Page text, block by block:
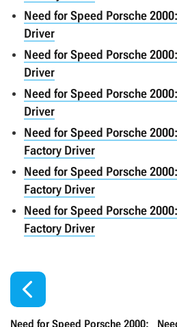
Need for Speed Porsche
Driver
Need for Speed Porsche
Driver
Need for Speed Porsche
Driver
Need for Speed Porsche
Factory Driver
Need for Speed Porsche
Factory Driver
Need for Speed Porsche
Factory Driver

Need for Speed Porsche 2000: